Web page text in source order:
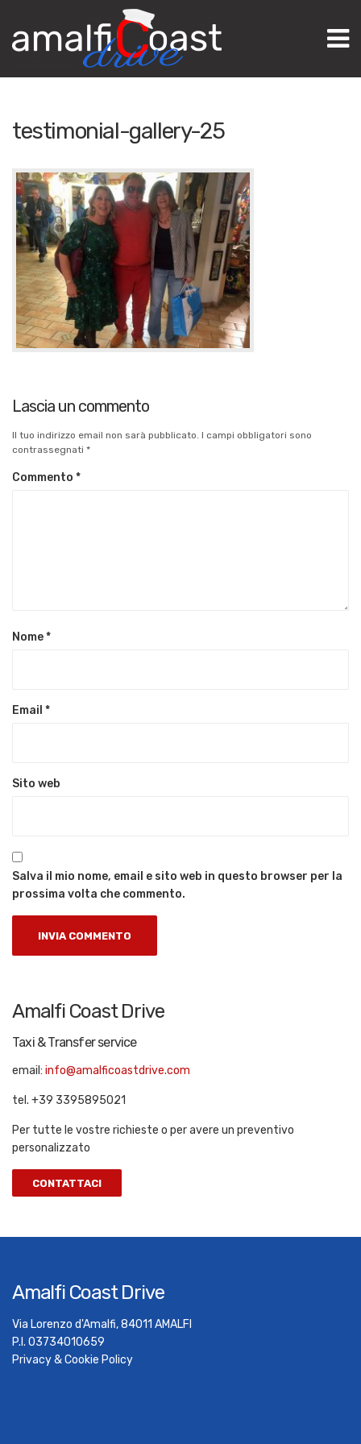
testimonial-gallery-25
Lascia un commento
Il tuo indirizzo email non sarà pubblicato. I campi obbligatori sono
contrassegnati *
Commento *
Nome*
Email *
Sito web
Salva il mio nome, email e sito web in questo browser per la
prossima volta che commento.
Amalfi Coast Drive
Taxi & Transfer service
email: info@amalficoastdrive.com
tel. +39 3395895021
Per tutte le vostre richieste o per avere un preventivo
personalizzato
CONTATTACI
Amalfi Coast Drive
Via Lorenzo d'Amalfi, 84011 AMALFI
P.I. 03734010659
Privacy & Cookie Policy